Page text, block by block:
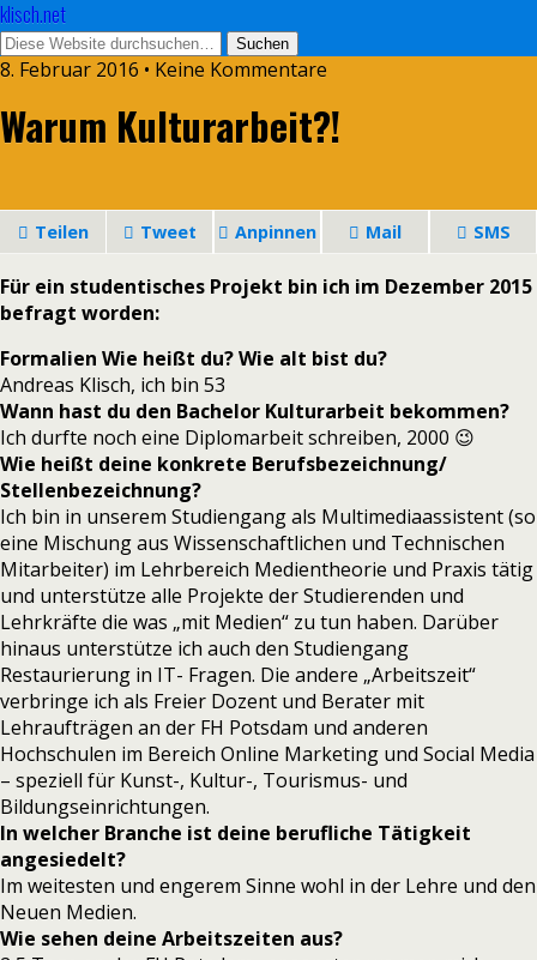
klisch.net
8. Februar 2016 • Keine Kommentare
Warum Kulturarbeit?!
Teilen Tweet Anpinnen Mail SMS
Für ein studentisches Projekt bin ich im Dezember 2015
befragt worden:
Formalien Wie heißt du? Wie alt bist du?
Andreas Klisch, ich bin 53
Wann hast du den Bachelor Kulturarbeit bekommen?
Ich durfte noch eine Diplomarbeit schreiben, 2000 😉
Wie heißt deine konkrete Berufsbezeichnung/
Stellenbezeichnung?
Ich bin in unserem Studiengang als Multimediaassistent (so
eine Mischung aus Wissenschaftlichen und Technischen
Mitarbeiter) im Lehrbereich Medientheorie und Praxis tätig
und unterstütze alle Projekte der Studierenden und
Lehrkräfte die was „mit Medien“ zu tun haben. Darüber
hinaus unterstütze ich auch den Studiengang
Restaurierung in IT- Fragen. Die andere „Arbeitszeit“
verbringe ich als Freier Dozent und Berater mit
Lehraufträgen an der FH Potsdam und anderen
Hochschulen im Bereich Online Marketing und Social Media
– speziell für Kunst-, Kultur-, Tourismus- und
Bildungseinrichtungen.
In welcher Branche ist deine berufliche Tätigkeit
angesiedelt?
Im weitesten und engerem Sinne wohl in der Lehre und den
Neuen Medien.
Wie sehen deine Arbeitszeiten aus?